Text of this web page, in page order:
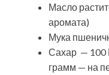
Масло
аромата)
Мука
Сахар — 100
грамм — на